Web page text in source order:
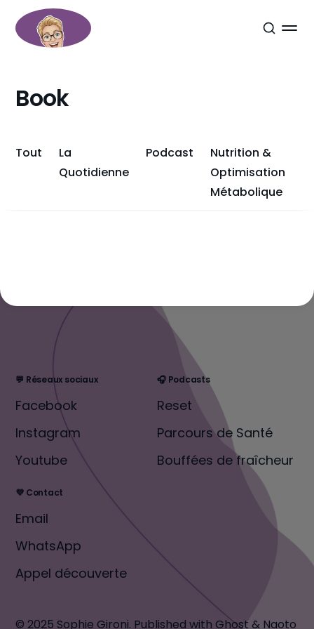
Book
Tout
La
Quotidienne
Podcast
Nutrition &
Optimisation
Métabolique
💬 Réseaux sociaux
Facebook
Instagram
Youtube
🎧 Podcasts
Reset
Parcours de Santé
Bouffées de fraîcheur
💜 Contact
Email
WhatsApp
Appel découverte
© 2025 Sophie Gironi. Published withGhost & Naoto